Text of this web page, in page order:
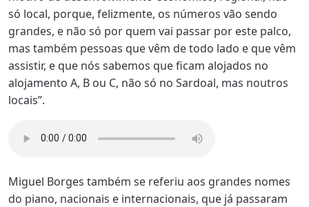
só local, porque, felizmente, os números vão sendo
grandes, e não só por quem vai passar por este palco,
mas também pessoas que vêm de todo lado e que vêm
assistir, e que nós sabemos que ficam alojados no
alojamento A, B ou C, não só no Sardoal, mas noutros
locais”.
Miguel Borges também se referiu aos grandes nomes
do piano, nacionais e internacionais, que já passaram